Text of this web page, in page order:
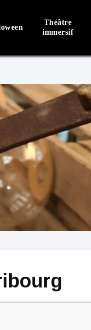
Théâtre
immersif